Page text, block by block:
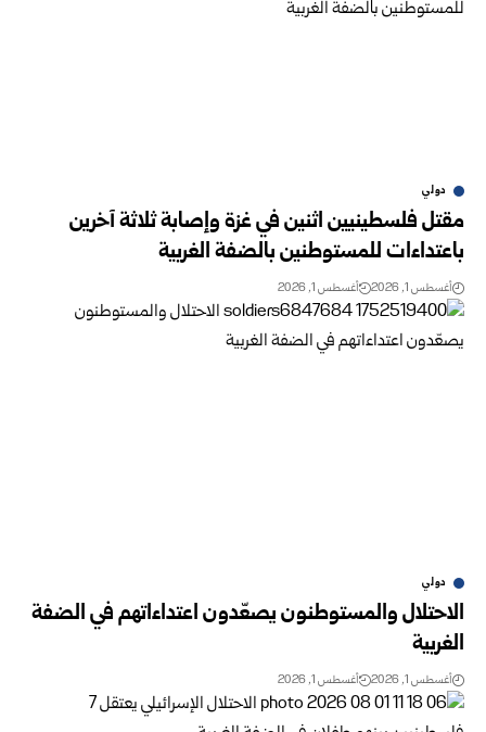
دولي
مقتل فلسطينيين اثنين في غزة وإصابة ثلاثة آخرين
باعتداءات للمستوطنين بالضفة الغربية
أغسطس 1, 2026 أغسطس 1, 2026
دولي
الاحتلال والمستوطنون يصعّدون اعتداءاتهم في الضفة
الغربية
أغسطس 1, 2026 أغسطس 1, 2026